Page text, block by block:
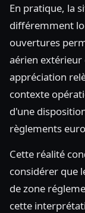
En pratique, la
différemment
ouvertures
aérien extérieur
appréciation
contexte
d'une
règlements
Cette réalité
considérer que
de zone
cette